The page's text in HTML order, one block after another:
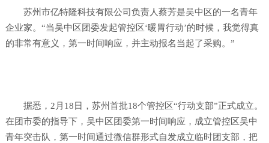
苏州市亿特隆科技有限公司负责人蔡芳是吴中区的一名青年
企业家。“当吴中区团委发起管控区‘暖胃行动’的时候，我觉得真
的非常有意义，第一时间响应，并主动报名当起了采购。”
据悉，2月18日，苏州首批18个管控区“行动支部”正式成立。
在团市委的指导下，吴中区团委第一时间响应，成立管控区吴中
青年突击队，第一时间通过微信群形式自发成立临时团支部，把